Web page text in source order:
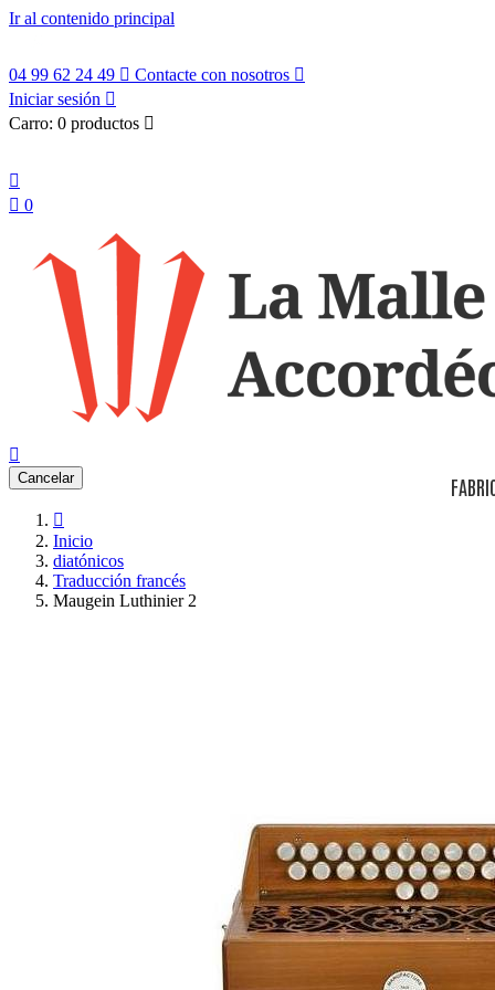
Ir al contenido principal
04 99 62 24 49  Contacte con nosotros 
Iniciar sesión 
Carro: 0 productos 

 0

Cancelar

Inicio
diatónicos
Traducción francés
Maugein Luthinier 2